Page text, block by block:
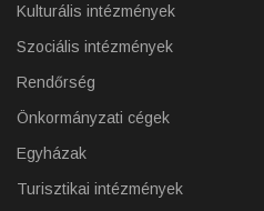
Kulturális intézmények
Szociális intézmények
Rendőrség
Önkormányzati cégek
Egyházak
Turisztikai intézmények